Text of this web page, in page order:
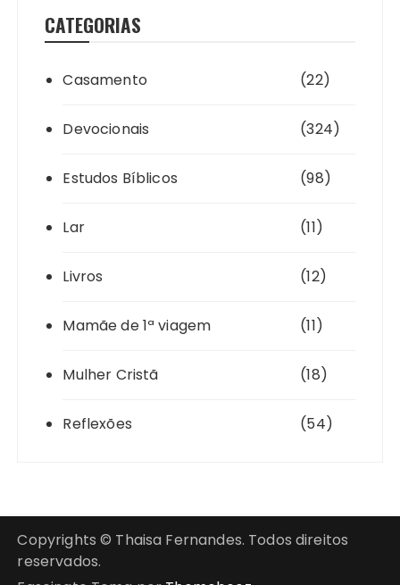
CATEGORIAS
Casamento (22)
Devocionais (324)
Estudos Bíblicos (98)
Lar (11)
Livros (12)
Mamãe de 1ª viagem (11)
Mulher Cristã (18)
Reflexões (54)
Copyrights © Thaisa Fernandes. Todos direitos
reservados.